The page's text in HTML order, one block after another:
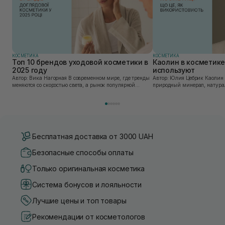
КОСМЕТИКА
Топ 10 брендов уходовой косметики в
2025 году
Автор: Вика Нагорная В современном мире, где тренды
меняются со скоростью света, а рынок популярной
КОСМЕТИКА
Каолин в
используют
Автор: Юлия Цебрик Каолин в косметологии – это
природный минерал,
Бесплатная доставка от 3000 UAH
Безопасные способы оплаты
Только оригинальная косметика
Система бонусов и лояльности
Лучшие цены и топ товары
Рекомендации от косметологов